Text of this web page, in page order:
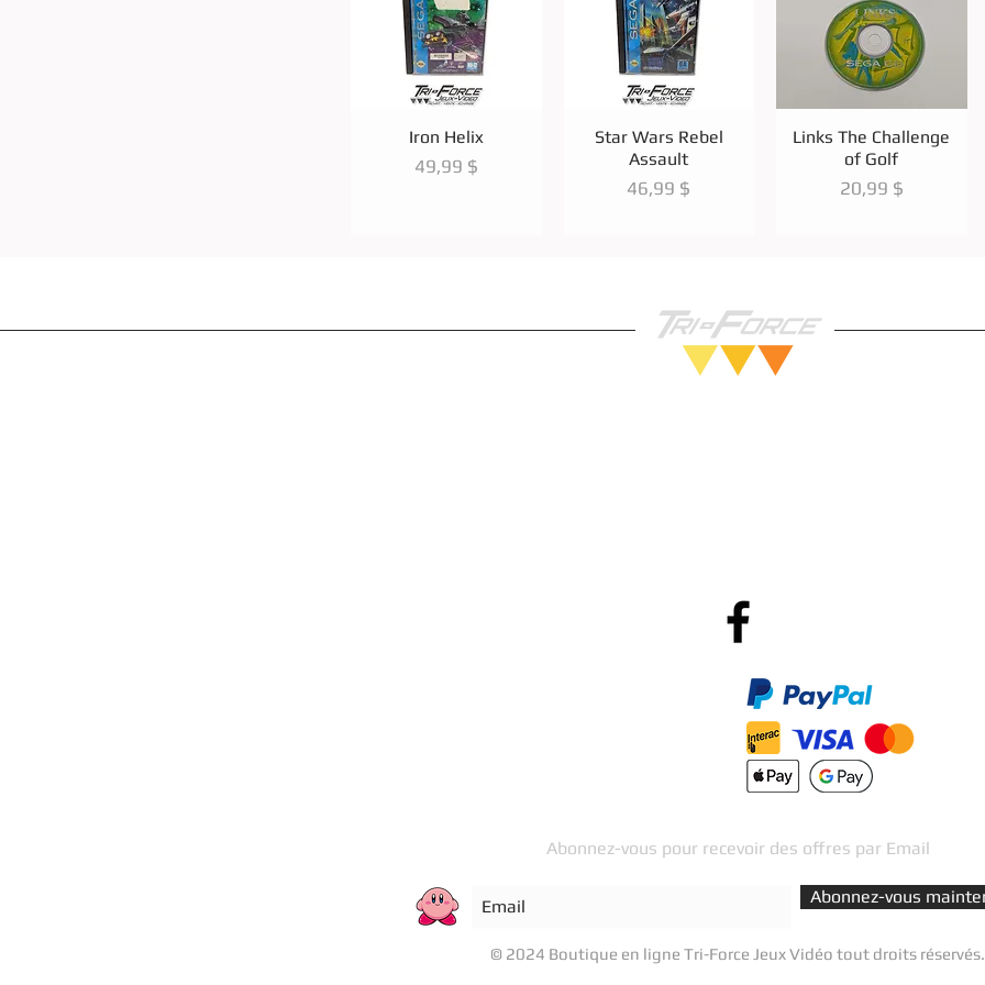
Aperçu rapide
Iron Helix
Prix
49,99 $
Aperçu rapide
Star Wars Rebel
Assault
Prix
46,99 $
Aperçu rapide
Links The Challenge
of Golf
Prix
20,99 $
Abonnez-vous pour recevoir des offres par Email
Abonnez-vous
© 2024 Boutique en ligne Tri-Force Jeux Vidéo tout droits réservés.